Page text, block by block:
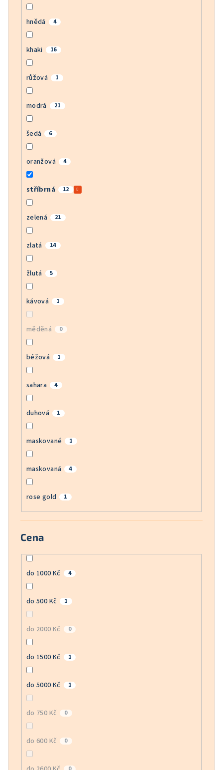
hnědá 4
khaki 16
růžová 1
modrá 21
šedá 6
oranžová 4
stříbrná 12
zelená 21
zlatá 14
žlutá 5
kávová 1
měděná 0
béžová 1
sahara 4
duhová 1
maskované 1
maskovaná 4
rose gold 1
Cena
do 1000 Kč 4
do 500 Kč 1
do 2000 Kč 0
do 1500 Kč 1
do 5000 Kč 1
do 750 Kč 0
do 600 Kč 0